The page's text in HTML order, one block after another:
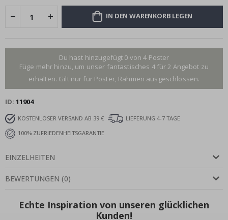
IN DEN WARENKORB LEGEN
Du hast hinzugefügt 0 von 4 Poster
Füge mehr hinzu, um unser fantastisches 4 für 2 Angebot zu
erhalten. Gilt nur für Poster, Rahmen ausgeschlossen.
ID 11904
KOSTENLOSER VERSAND AB 39 €
LIEFERUNG 4-7 TAGE
100% ZUFRIEDENHEITSGARANTIE
EINZELHEITEN
BEWERTUNGEN (0)
Echte Inspiration von unseren glücklichen
Kunden!